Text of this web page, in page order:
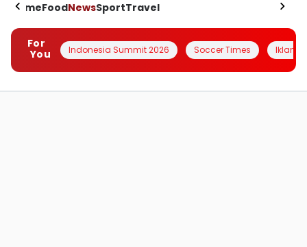
HomeFoodNewsSportTravel
For
You
Indonesia Summit 2026 Soccer Times Iklanin